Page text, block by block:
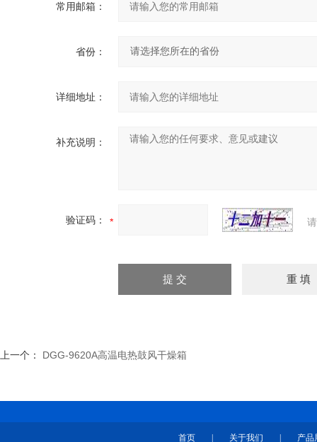
常用邮箱：
省份：
详细地址：
补充说明：
验证码：
上一个： DGG-9620A高温电热鼓风干燥箱
首页 关于我们 产品